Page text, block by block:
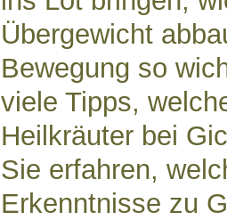
Übergewicht
Bewegung so
viele Tipps,
Heilkräuter bei
Sie erfahren,
Erkenntnisse zu